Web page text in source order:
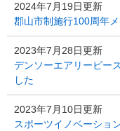
2024年7月19日更新
郡山市制施行100周年
2023年7月28日更新
デンソーエアリービー
した
2023年7月10日更新
スポーツイノベーショ